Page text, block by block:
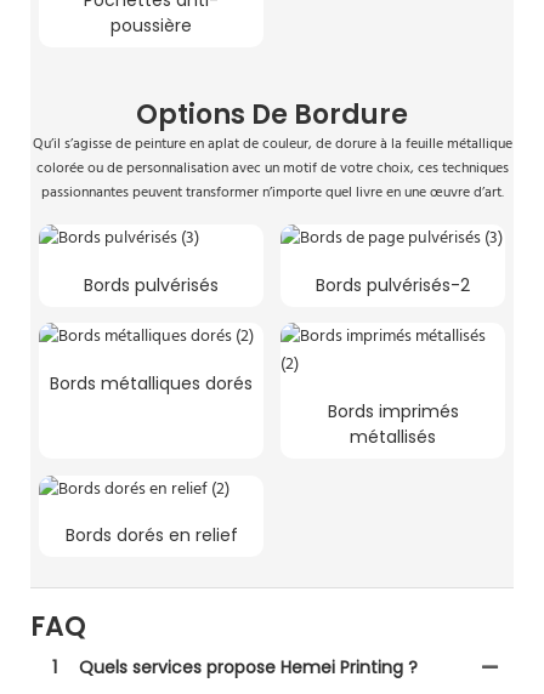
poussière
Options De Bordure
Qu’il s’agisse de peinture en aplat de couleur, de dorure à la feuille métallique
colorée ou de personnalisation avec un motif de votre choix, ces techniques
passionnantes peuvent transformer n’importe quel livre en une œuvre d’art.
Bords pulvérisés Bords pulvérisés-2
Bords métalliques dorés
Bords imprimés
métallisés
Bords dorés en relief
FAQ
1
Quels services propose Hemei Printing ?